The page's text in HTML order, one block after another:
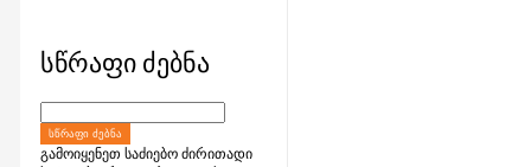
სწრაფი ძებნა
ᲡᲬᲠᲐᲤᲘ ᲫᲔᲑᲜᲐ
გამოიყენეთ საძიებო ძირითადი